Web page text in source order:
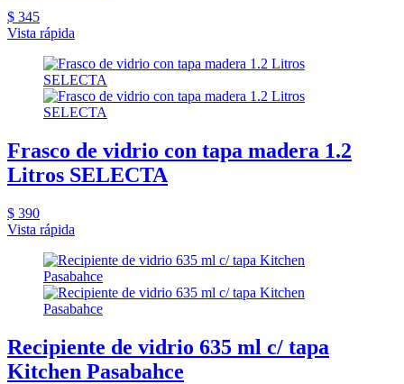
$ 345
Vista rápida
Frasco de vidrio con tapa madera 1.2
Litros SELECTA
$ 390
Vista rápida
Recipiente de vidrio 635 ml c/ tapa
Kitchen Pasabahce